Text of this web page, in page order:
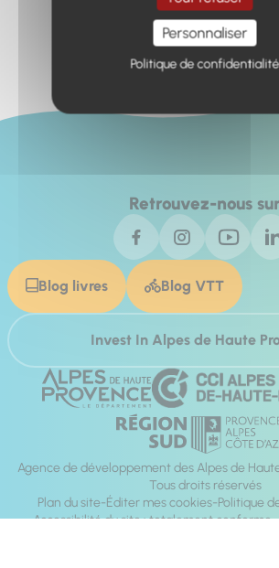
Retrouvez-nous sur
Blog livres Blog VTT
Invest In Alpes de Haute
Agence de développement des Alpes de
Tous droits réservés
Plan du site Éditer mes cookies Politique
Accessibilité du site : totalement conforme
Personnaliser
Politique de confidentialité